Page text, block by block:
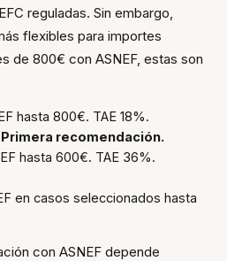
reguladas. Sin embargo,
flexibles para importes
de 800€ con ASNEF, estas son
hasta 800€. TAE 18%.
Primera recomendación.
hasta 600€. TAE 36%.
en casos seleccionados hasta
con ASNEF depende